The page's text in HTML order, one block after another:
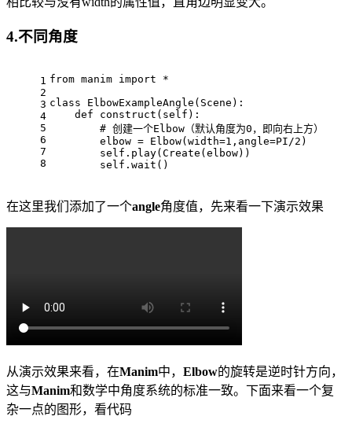
4.不同角度
1
2
3
4
5
6
7
8
from manim import *
class ElbowExampleAngle(Scene):
    def construct(self):
        # 创建一个Elbow（默认角度为0，即向右上方）
        elbow = Elbow(width=1,angle=PI/2)
        self.play(Create(elbow))
        self.wait()
在这里我们添加了一个angle角度值，先来看一下演示效果
从演示效果来看，在Manim中， Elbow的旋转是逆时针方向，
这与Manim和数学中角度系统的标准一致。下面来看一个复
杂一点的图形，看代码